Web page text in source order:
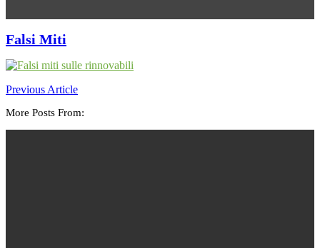
Falsi Miti
Previous Article
More Posts From: